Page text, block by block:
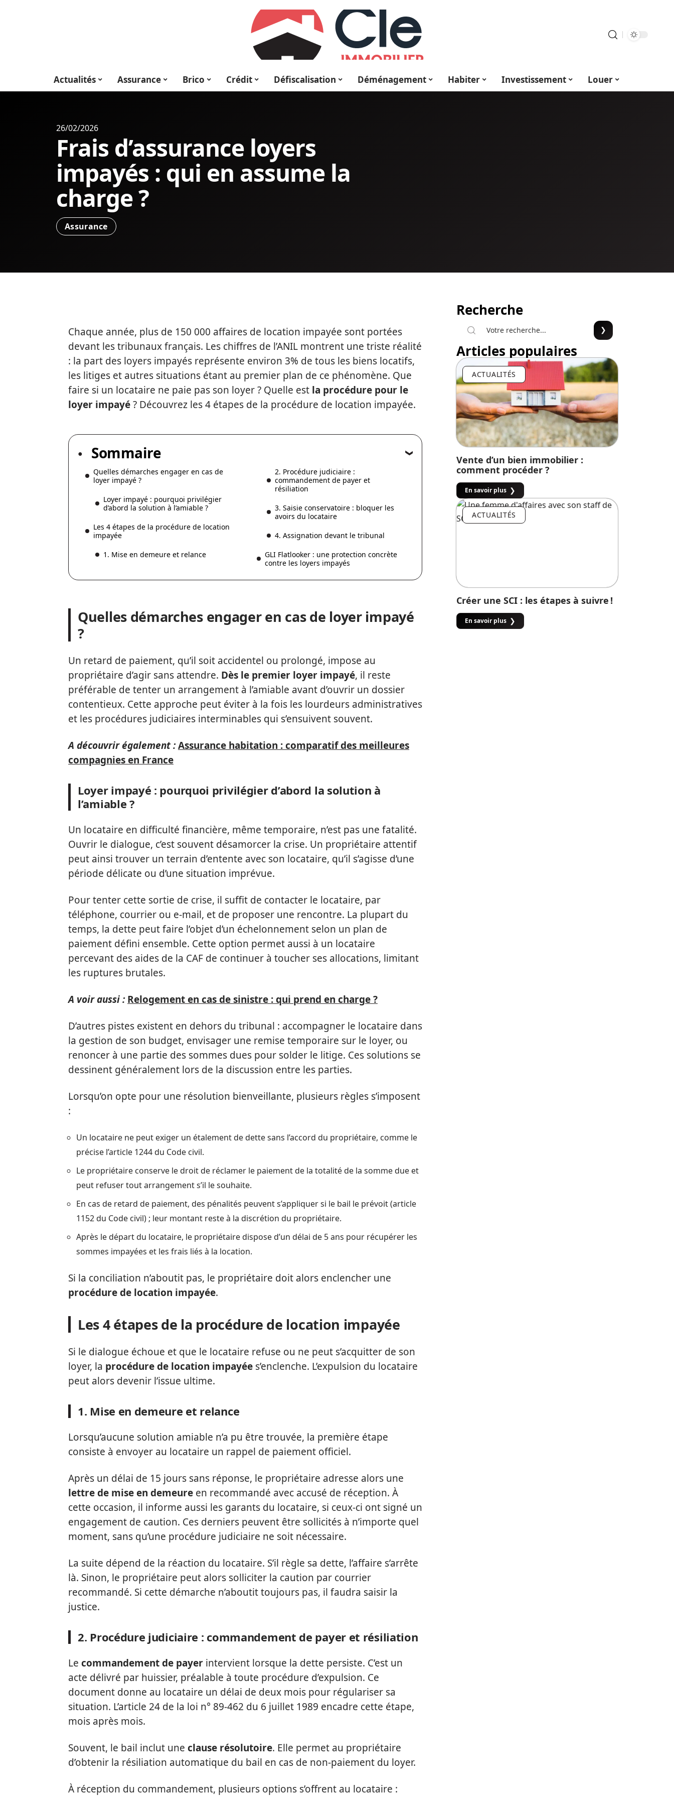
Actualités Assurance Brico Crédit Défiscalisation Déménagement Habiter Investissement Louer
26/02/2026
Frais d’assurance loyers
impayés : qui en assume la
charge ?
Assurance
Chaque année, plus de 150 000 affaires de location impayée sont portées
devant les tribunaux français. Les chiffres de l’ANIL montrent une triste réalité
: la part des loyers impayés représente environ 3% de tous les biens locatifs,
les litiges et autres situations étant au premier plan de ce phénomène. Que
faire si un locataire ne paie pas son loyer ? Quelle est la procédure pour le
loyer impayé? Découvrez les 4 étapes de la procédure de location impayée.
Sommaire
Quelles démarches engager en cas de
loyer impayé ?
Loyer impayé : pourquoi privilégier
d’abord la solution à l’amiable ?
Les 4 étapes de la procédure de location
impayée
1. Mise en demeure et relance
2. Procédure judiciaire :
commandement de payer et
résiliation
3. Saisie conservatoire : bloquer les
avoirs du locataire
4. Assignation devant le tribunal
GLI Flatlooker : une protection concrète
contre les loyers impayés
Quelles démarches engager en cas de loyer impayé
?
Un retard de paiement, qu’il soit accidentel ou prolongé, impose au
propriétaire d’agir sans attendre. Dès le premier loyer impayé, il reste
préférable de tenter un arrangement à l’amiable avant d’ouvrir un dossier
contentieux. Cette approche peut éviter à la fois les lourdeurs administratives
et les procédures judiciaires interminables qui s’ensuivent souvent.
A découvrir également :Assurance habitation : comparatif des meilleures
compagnies en France
Loyer impayé : pourquoi privilégier d’abord la solution à
l’amiable ?
Un locataire en difficulté financière, même temporaire, n’est pas une fatalité.
Ouvrir le dialogue, c’est souvent désamorcer la crise. Un propriétaire attentif
peut ainsi trouver un terrain d’entente avec son locataire, qu’il s’agisse d’une
période délicate ou d’une situation imprévue.
Pour tenter cette sortie de crise, il suffit de contacter le locataire, par
téléphone, courrier ou e-mail, et de proposer une rencontre. La plupart du
temps, la dette peut faire l’objet d’un échelonnement selon un plan de
paiement défini ensemble. Cette option permet aussi à un locataire
percevant des aides de la CAF de continuer à toucher ses allocations, limitant
les ruptures brutales.
A voir aussi : Relogement en cas de sinistre : qui prend en charge ?
D’autres pistes existent en dehors du tribunal : accompagner le locataire dans
la gestion de son budget, envisager une remise temporaire sur le loyer, ou
renoncer à une partie des sommes dues pour solder le litige. Ces solutions se
dessinent généralement lors de la discussion entre les parties.
Lorsqu’on opte pour une résolution bienveillante, plusieurs règles s’imposent
:
Un locataire ne peut exiger un étalement de dette sans l’accord du propriétaire, comme le
précise l’article 1244 du Code civil.
Le propriétaire conserve le droit de réclamer le paiement de la totalité de la somme due et
peut refuser tout arrangement s’il le souhaite.
En cas de retard de paiement, des pénalités peuvent s’appliquer si le bail le prévoit (article
1152 du Code civil) ; leur montant reste à la discrétion du propriétaire.
Après le départ du locataire, le propriétaire dispose d’un délai de 5 ans pour récupérer les
sommes impayées et les frais liés à la location.
Si la conciliation n’aboutit pas, le propriétaire doit alors enclencher une
procédure de location impayée.
Les 4 étapes de la procédure de location impayée
Si le dialogue échoue et que le locataire refuse ou ne peut s’acquitter de son
loyer, la procédure de location impayée s’enclenche. L’expulsion du locataire
peut alors devenir l’issue ultime.
1. Mise en demeure et relance
Lorsqu’aucune solution amiable n’a pu être trouvée, la première étape
consiste à envoyer au locataire un rappel de paiement officiel.
Après un délai de 15 jours sans réponse, le propriétaire adresse alors une
lettre de mise en demeure en recommandé avec accusé de réception. À
cette occasion, il informe aussi les garants du locataire, si ceux-ci ont signé un
engagement de caution. Ces derniers peuvent être sollicités à n’importe quel
moment, sans qu’une procédure judiciaire ne soit nécessaire.
La suite dépend de la réaction du locataire. S’il règle sa dette, l’affaire s’arrête
là. Sinon, le propriétaire peut alors solliciter la caution par courrier
recommandé. Si cette démarche n’aboutit toujours pas, il faudra saisir la
justice.
2. Procédure judiciaire : commandement de payer et résiliation
Le commandement de payer intervient lorsque la dette persiste. C’est un
acte délivré par huissier, préalable à toute procédure d’expulsion. Ce
document donne au locataire un délai de deux mois pour régulariser sa
situation. L’article 24 de la loi n° 89-462 du 6 juillet 1989 encadre cette étape,
mois après mois.
Souvent, le bail inclut une clause résolutoire. Elle permet au propriétaire
d’obtenir la résiliation automatique du bail en cas de non-paiement du loyer.
À réception du commandement, plusieurs options s’offrent au locataire :
Recherche
Articles populaires
ACTUALITÉS
Vente d’un bien immobilier :
comment procéder ?
En savoir plus
ACTUALITÉS
Créer une SCI : les étapes à suivre !
En savoir plus